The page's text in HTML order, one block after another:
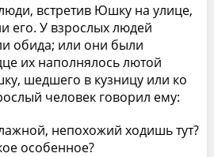
встретив Юшку на улице,
его. У взрослых людей
обида; или они были
их наполнялось лютой
шедшего в кузницу или ко
человек говорил ему:
непохожий ходишь тут?
особенное?